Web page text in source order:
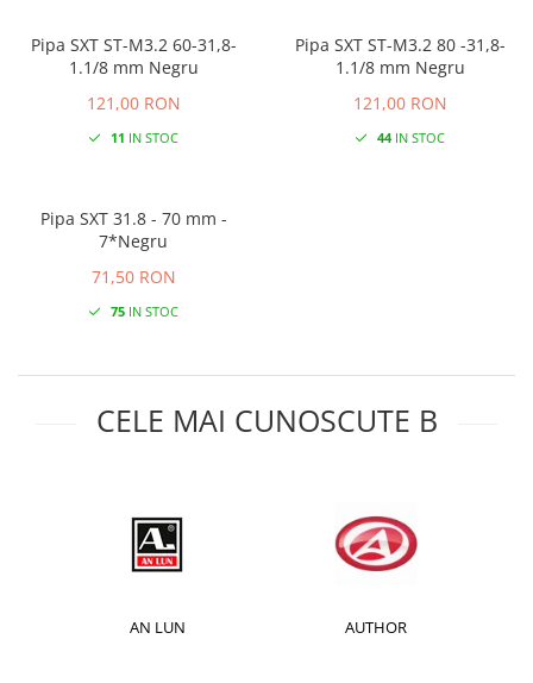
Pipa SXT ST-M3.2 60-31,8-
1.1/8 mm Negru
121,00 RON
11 IN STOC
Pipa SXT ST-M3.2 80 -31,8-
1.1/8 mm Negru
121,00 RON
44IN STOC
Pipa SXT 31.8 - 70 mm -
7*Negru
71,50 RON
75IN STOC
CELE MAI CUNOSCUTE B
AN LUN AUTHOR